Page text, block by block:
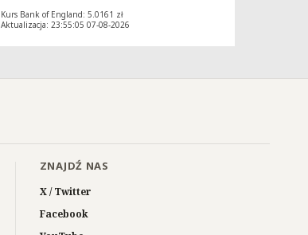
Kurs Bank of England: 5.0161 zł
Aktualizacja: 23:55:05 07-08-2026
ZNAJDŹ NAS
X / Twitter
Facebook